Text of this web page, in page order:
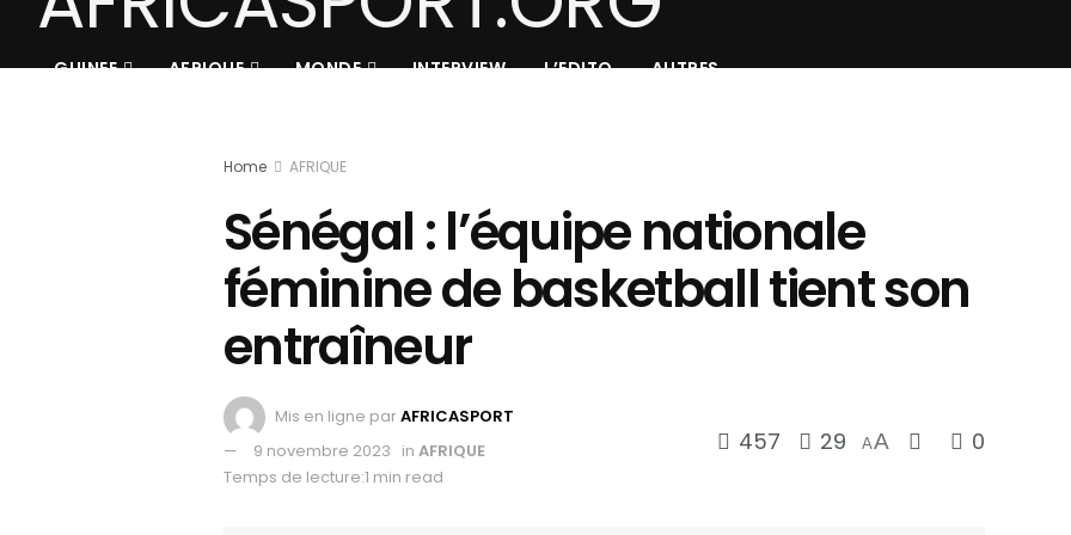
GUINEE AFRIQUE MONDE INTERVIEW L’EDITO AUTRES
Home AFRIQUE
Sénégal : l’équipe nationale
féminine de basketball tient son
entraîneur
Mis en ligne parAFRICASPORT
9 novembre 2023 in AFRIQUE
Temps de lecture:1 min read
457 29 AA 0